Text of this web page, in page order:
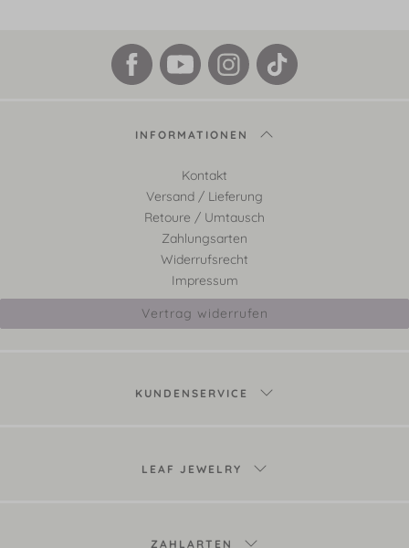
INFORMATIONEN
Kontakt
Versand / Lieferung
Retoure / Umtausch
Zahlungsarten
Widerrufsrecht
Impressum
Vertrag widerrufen
KUNDENSERVICE
LEAF JEWELRY
ZAHLARTEN